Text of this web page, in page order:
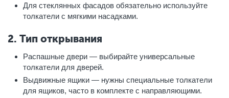
Для стеклянных фасадов обязательно используйте
толкатели с мягкими насадками.
2. Тип открывания
Распашные двери — выбирайте универсальные
толкатели для дверей.
Выдвижные ящики — нужны специальные толкатели
для ящиков, часто в комплекте с направляющими.